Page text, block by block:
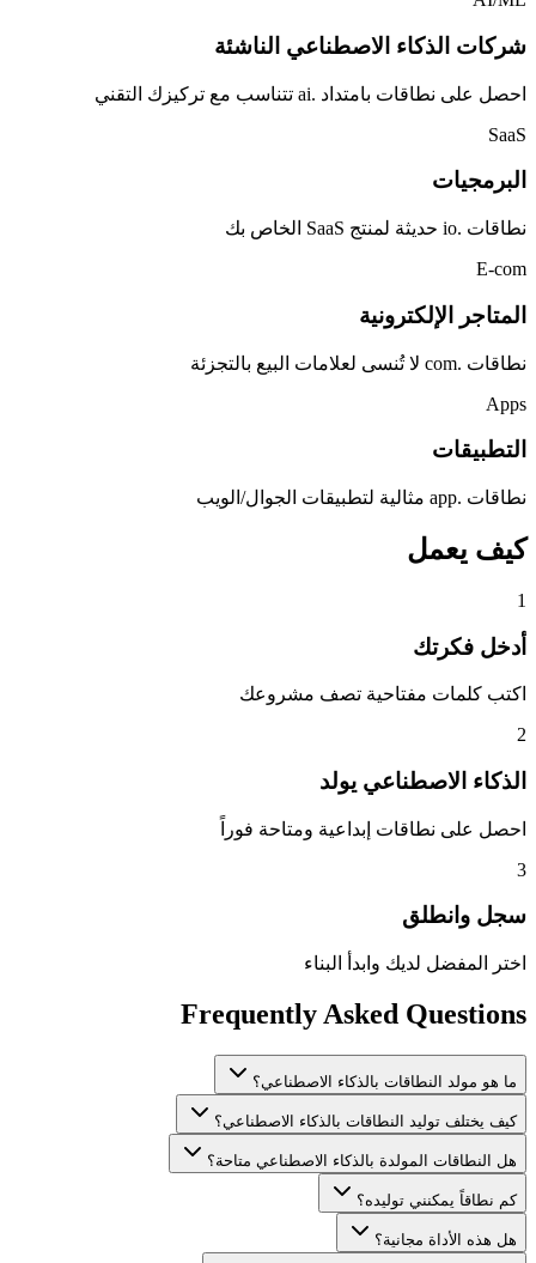
شركات الذكاء الاصطناعي الناشئة
احصل على نطاقات بامتداد .ai تتناسب مع تركيزك التقني
SaaS
البرمجيات
نطاقات .io حديثة لمنتج SaaS الخاص بك
E-com
المتاجر الإلكترونية
نطاقات .com لا تُنسى لعلامات البيع بالتجزئة
Apps
التطبيقات
نطاقات .app مثالية لتطبيقات الجوال/الويب
كيف يعمل
1
أدخل فكرتك
اكتب كلمات مفتاحية تصف مشروعك
2
الذكاء الاصطناعي يولد
احصل على نطاقات إبداعية ومتاحة فوراً
3
سجل وانطلق
اختر المفضل لديك وابدأ البناء
Frequently Asked Questions
ما هو مولد النطاقات بالذكاء الاصطناعي؟
كيف يختلف توليد النطاقات بالذكاء الاصطناعي؟
هل النطاقات المولدة بالذكاء الاصطناعي متاحة؟
كم نطاقاً يمكنني توليده؟
هل هذه الأداة مجانية؟